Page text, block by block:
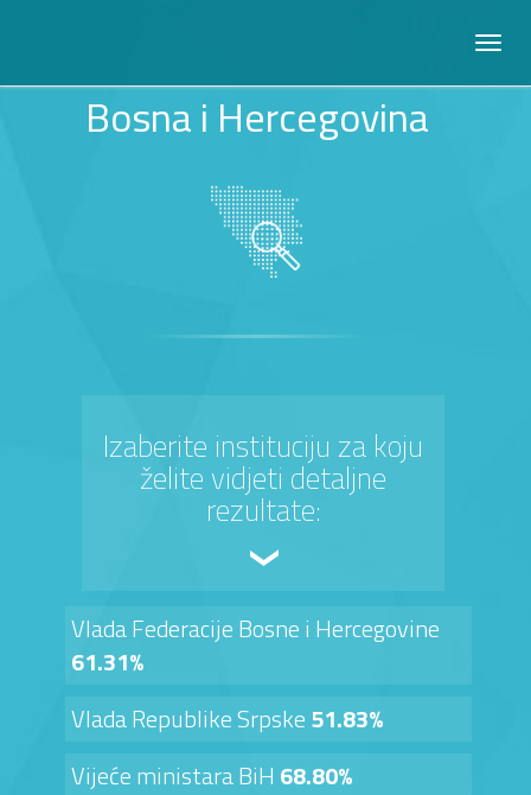
Bosna i Hercegovina
Izaberite instituciju za koju
želite vidjeti detaljne
rezultate:
Vlada Federacije Bosne i Hercegovine
61.31%
Vlada Republike Srpske51.83%
Vijeće ministara BiH 68.80%